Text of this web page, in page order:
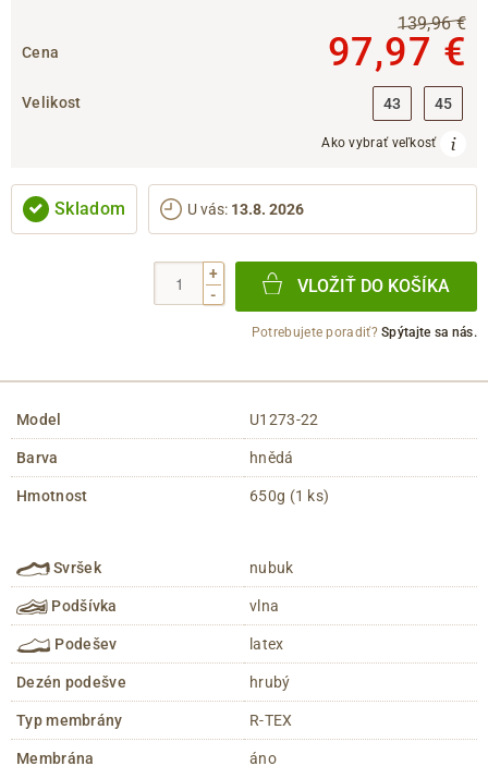
Cena
139,96 €
97,97 €
Velikost 43 45
Ako vybrať veľkosť
Skladom U vás: 13.8. 2026
+
-
VLOŽIŤ DO KOŠÍKA
Potrebujete poradiť?Spýtajte sa nás.
Model U1273-22
Barva hnědá
Hmotnost 650g (1 ks)
Svršek nubuk
Podšívka vlna
Podešev latex
Dezén podešve hrubý
Typ membrány R-TEX
Membrána áno